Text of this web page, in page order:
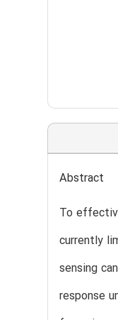
Abstract
To
currently
sensing
response